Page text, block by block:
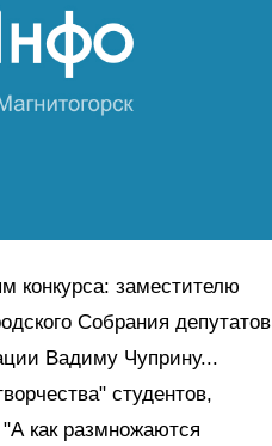
конкурса: заместителю
Собрания депутатов
Вадиму Чуприну...
студентов,
как размножаются